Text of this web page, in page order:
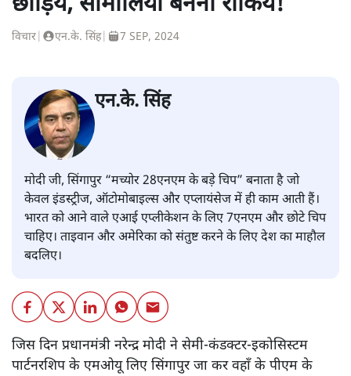
विचार एन.के. सिंह| 7 SEP, 2024
एन.के. सिंह
मोदी जी, सिंगापुर “मच्योर 28एनएम के बड़े चिप” बनाता है जो
केवल इंडस्ट्रीज, ऑटोमोबाइल्स और एप्लायंसेज में ही काम आती हैं।
भारत को आने वाले एआई एप्लीकेशन के लिए 7एनएम और छोटे चिप
चाहिए। ताइवान और अमेरिका को संतुष्ट करने के लिए देश का माहौल
बदलिए।
जिस दिन प्रधानमंत्री नरेन्द्र मोदी ने सेमी-कंडक्टर-इकोसिस्टम
पार्टनरशिप के एमओयू लिए सिंगापुर जा कर वहाँ के पीएम के